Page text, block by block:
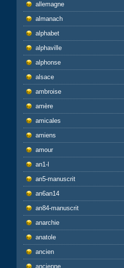
allemagne
almanach
alphabet
alphaville
alphonse
alsace
ambroise
amère
amicales
amiens
amour
an1-l
an5-manuscrit
an6an14
an84-manuscrit
anarchie
anatole
ancien
ancienne